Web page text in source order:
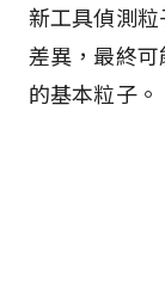
新工具偵測
差異，最終
的基本粒子。